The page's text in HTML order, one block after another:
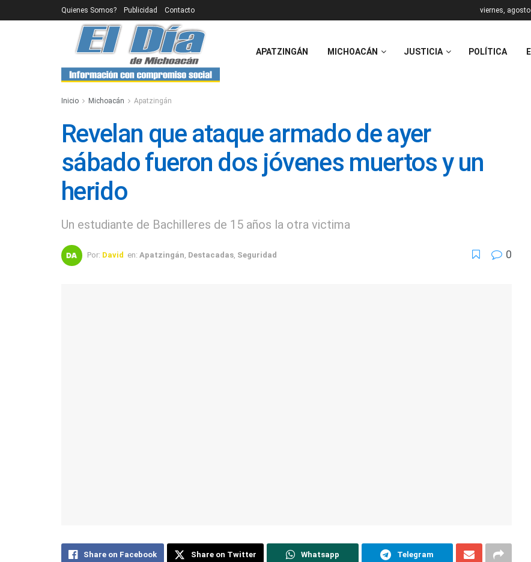
Quienes Somos? Publicidad Contacto viernes,
APATZINGÁN MICHOACÁN JUSTICIA POLÍTICA
Inicio Michoacán Apatzingán
Revelan que ataque armado de ayer
sábado fueron dos jóvenes muertos y un
herido
Un estudiante de Bachilleres de 15 años la otra victima
Por: David en: Apatzingán Destacadas Seguridad 0
Share on Facebook Share on Twitter Whatsapp Telegram